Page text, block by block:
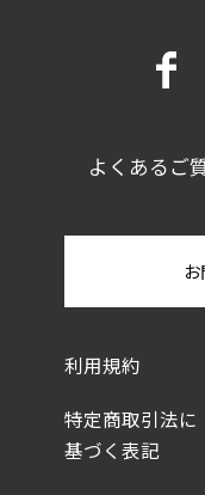
よくあるご
利用規約
特定商取引法に
基づく表記